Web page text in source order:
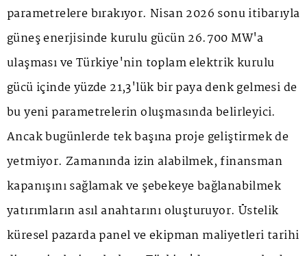
parametrelere bırakıyor. Nisan 2026 sonu itibarıyla
güneş enerjisinde kurulu gücün 26.700 MW'a
ulaşması ve Türkiye'nin toplam elektrik kurulu
gücü içinde yüzde 21,3'lük bir paya denk gelmesi de
bu yeni parametrelerin oluşmasında belirleyici.
Ancak bugünlerde tek başına proje geliştirmek de
yetmiyor. Zamanında izin alabilmek, finansman
kapanışını sağlamak ve şebekeye bağlanabilmek
yatırımların asıl anahtarını oluşturuyor. Üstelik
küresel pazarda panel ve ekipman maliyetleri tarihi